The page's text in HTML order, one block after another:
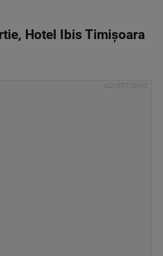
Hotel Ibis Timișoara